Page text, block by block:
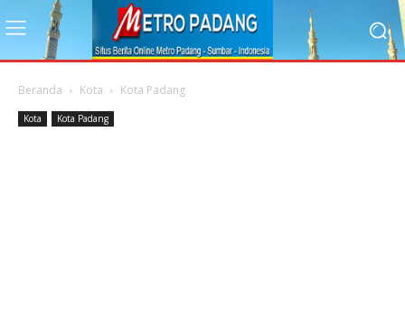
Beranda Kota Kota Padang
Kota Kota Padang